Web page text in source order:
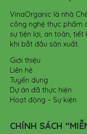
VinaOrganic là nhà
công nghệ thực phẩm
sự tiện lợi, an toàn,
khi bắt đầu sản xuất.
Giới thiệu
Liên hệ
Tuyển dụng
Dự án đã thực hiện
Hoạt động – Sự kiện
CHÍNH SÁCH